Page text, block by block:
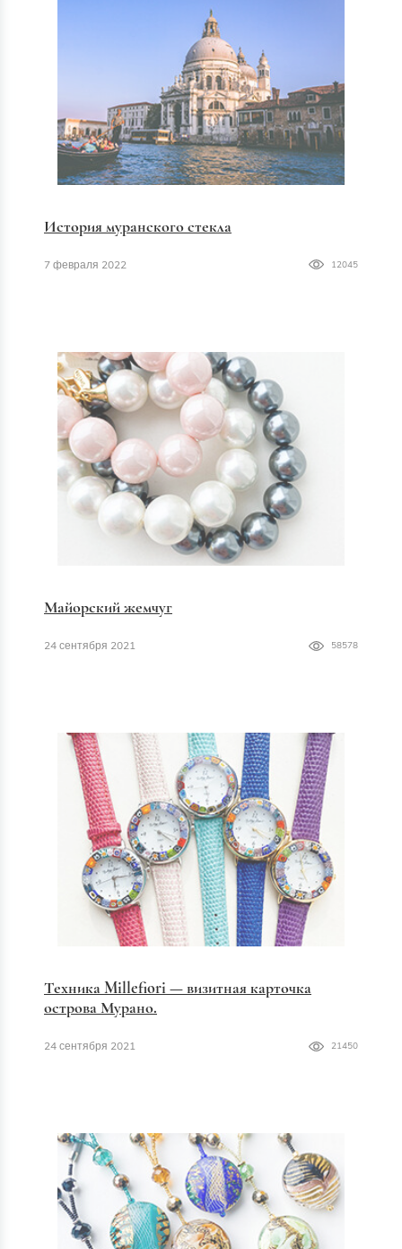
История муранского стекла
7 февраля 2022 12045
Майорский жемчуг
24 сентября 2021 58578
Техника Millefiori — визитная карточка
острова Мурано.
24 сентября 2021 21450